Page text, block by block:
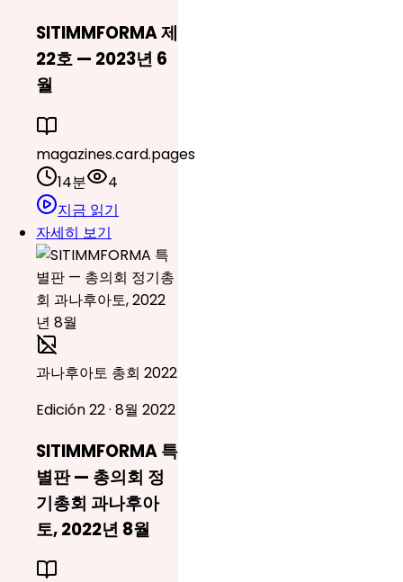
SITIMMFORMA 제
22호 — 2023년 6
월
magazines.card.pages
14분
4
지금 읽기
자세히 보기
과나후아토 총회 2022
Edición 22 · 8월 2022
SITIMMFORMA 특
별판 — 총의회 정
기총회 과나후아
토, 2022년 8월